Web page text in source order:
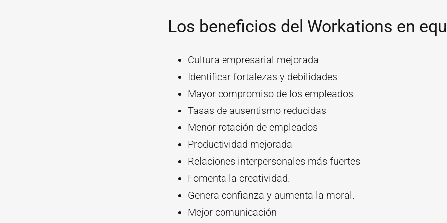
Los beneficios del Workations en
Cultura empresarial mejorada
Identificar fortalezas y debilidades
Mayor compromiso de los empleados
Tasas de ausentismo reducidas
Menor rotación de empleados
Productividad mejorada
Relaciones interpersonales más fuertes
Fomenta la creatividad.
Genera confianza y aumenta la moral.
Mejor comunicación